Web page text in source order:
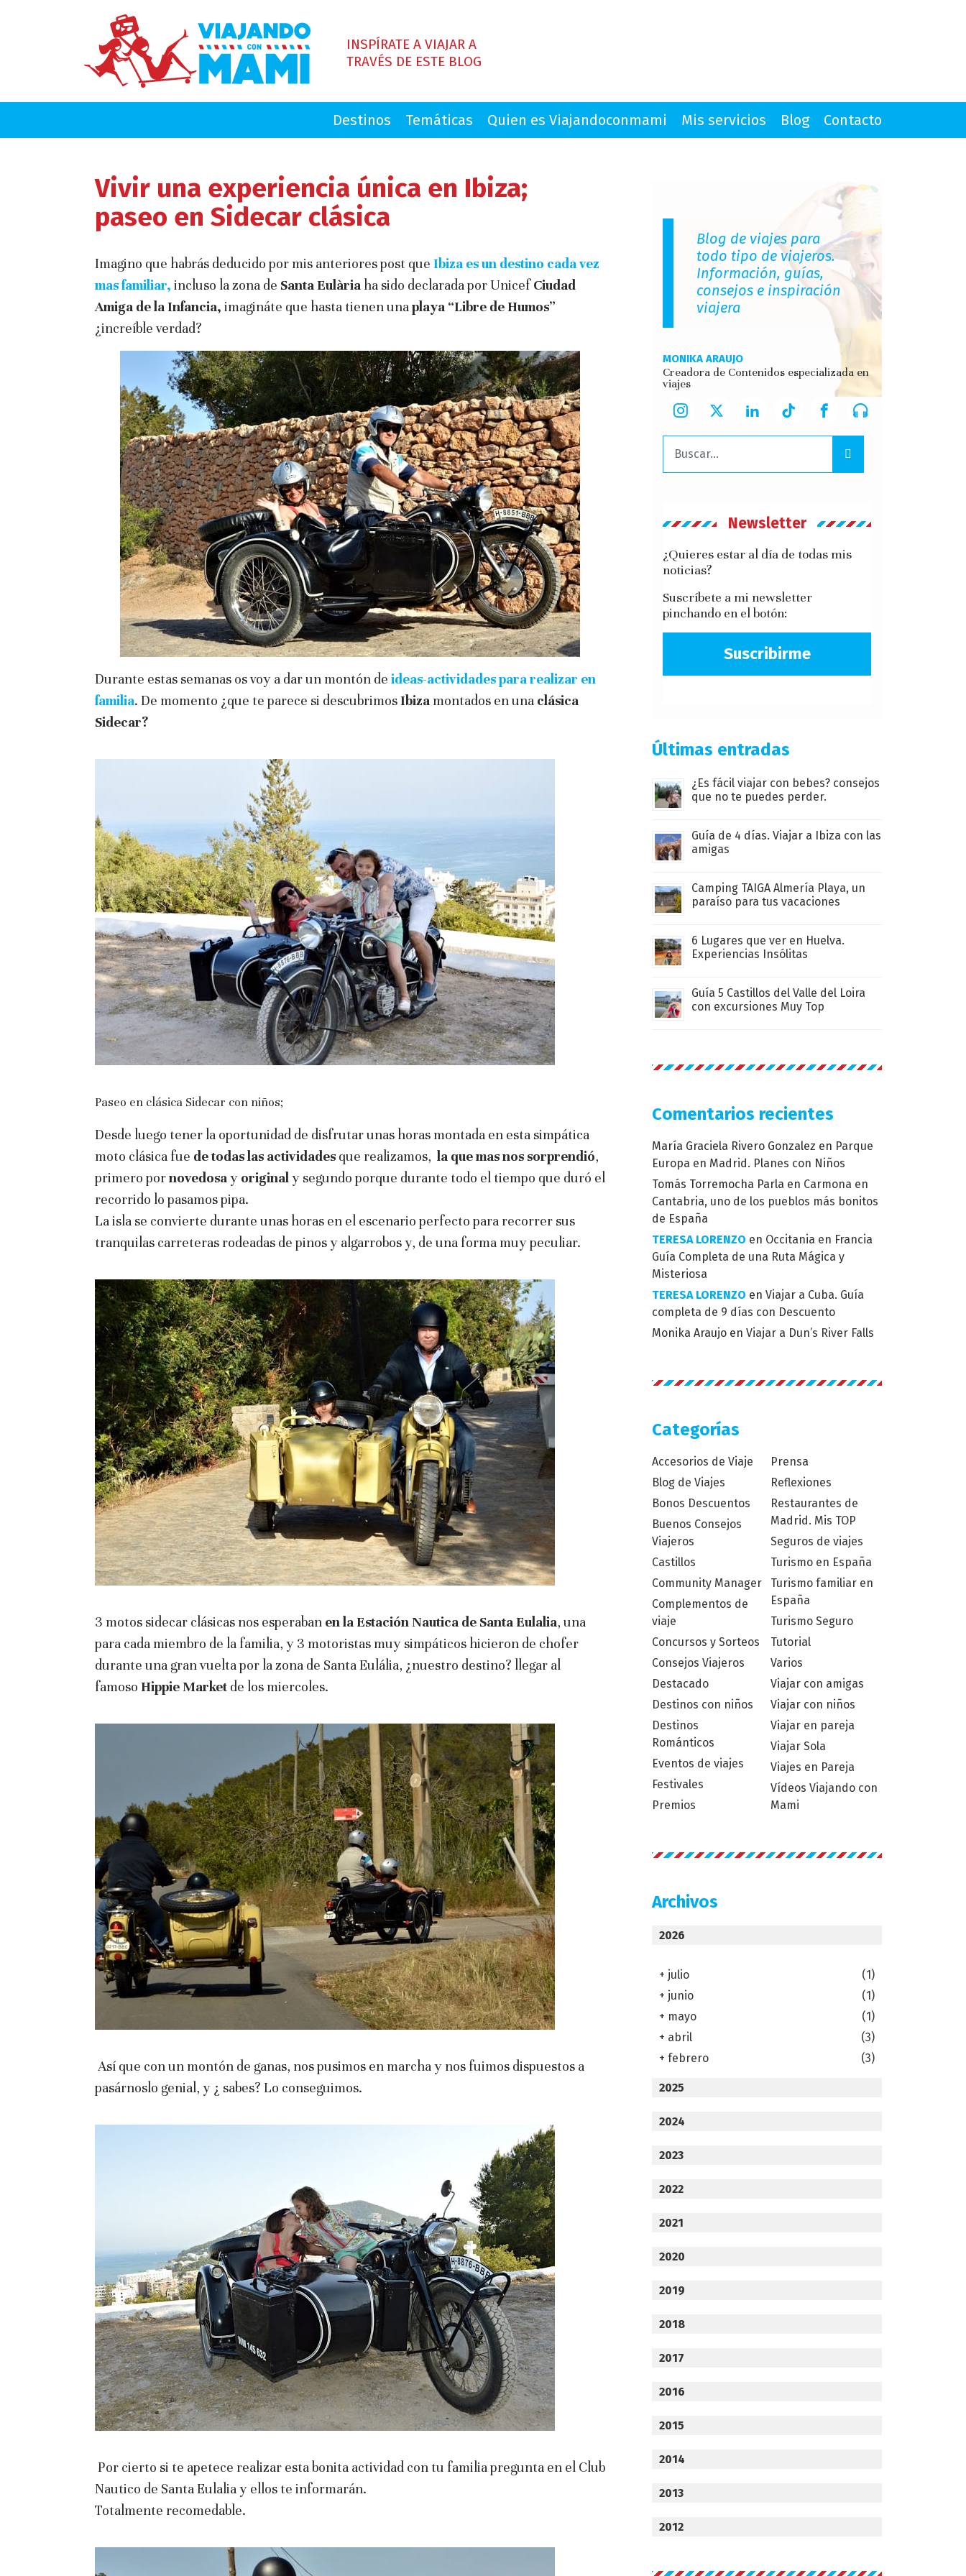
INSPÍRATE A VIAJAR A
TRAVÉS DE ESTE BLOG
Destinos Temáticas Quien es Viajandoconmami Mis servicios Blog Contacto
Vivir una experiencia única en Ibiza;
paseo en Sidecar clásica
Imagino que habrás deducido por mis anteriores post que Ibiza es un destino cada vez
mas familiar, incluso la zona de Santa Eulària ha sido declarada por UnicefCiudad
Amiga de la Infancia, imagináte que hasta tienen unaplaya “Libre de Humos”
¿increíble verdad?
Durante estas semanas os voy a dar un montón de ideas-actividadespara realizar en
familia. De momento ¿que te parece si descubrimos Ibiza montados en una clásica
Sidecar?
Paseo en clásica Sidecar con niños;
Desde luego tener la oportunidad de disfrutar unas horas montada en esta simpática
moto clásica fue de todas las actividades que realizamos, la que mas nos sorprendió,
primero pornovedosay originaly segundo porque durante todo el tiempo que duró el
recorrido lo pasamos pipa.
La isla se convierte durante unas horas en el escenario perfecto para recorrer sus
tranquilas carreteras rodeadas de pinos y algarrobos y, de una forma muy peculiar.
3 motos sidecar clásicas nos esperaban en la Estación Nautica de Santa Eulalia, una
para cada miembro de la familia, y 3 motoristas muy simpáticos hicieron de chofer
durante una gran vuelta por la zona de Santa Eulália, ¿nuestro destino? llegar al
famoso Hippie Market de los miercoles.
Así que con un montón de ganas, nos pusimos en marcha y nos fuimos dispuestos a
pasárnoslo genial, y ¿ sabes? Lo conseguimos.
Por cierto si te apetece realizar esta bonita actividad con tu familia pregunta en el Club
Nautico de Santa Eulalia y ellos te informarán.
Totalmente recomedable.
Blog de viajes para
todo tipo de viajeros.
Información, guías,
consejos e inspiración
viajera
MONIKA ARAUJO
Creadora de Contenidos especializada en
viajes
Buscar:
Newsletter
¿Quieres estar al día de todas mis
noticias?
Suscríbete a mi newsletter
pinchando en el botón:
Suscribirme
Últimas entradas
¿Es fácil viajar con bebes? consejos
que no te puedes perder.
Guía de 4 días. Viajar a Ibiza con las
amigas
Camping TAIGA Almería Playa, un
paraíso para tus vacaciones
6 Lugares que ver en Huelva.
Experiencias Insólitas
Guía 5 Castillos del Valle del Loira
con excursiones Muy Top
Comentarios recientes
María Graciela Rivero Gonzalez en Parque
Europa en Madrid. Planes con Niños
Tomás Torremocha Parla en Carmona en
Cantabria, uno de los pueblos más bonitos
de España
TERESA LORENZO en Occitania en Francia
Guía Completa de una Ruta Mágica y
Misteriosa
TERESA LORENZO en Viajar a Cuba. Guía
completa de 9 días con Descuento
Monika Araujo en Viajar a Dun’s River Falls
Categorías
Accesorios de Viaje
Blog de Viajes
Bonos Descuentos
Buenos Consejos
Viajeros
Castillos
Community Manager
Complementos de
viaje
Concursos y Sorteos
Consejos Viajeros
Destacado
Destinos con niños
Destinos
Románticos
Eventos de viajes
Festivales
Premios
Prensa
Reflexiones
Restaurantes de
Madrid. Mis TOP
Seguros de viajes
Turismo en España
Turismo familiar en
España
Turismo Seguro
Tutorial
Varios
Viajar con amigas
Viajar con niños
Viajar en pareja
Viajar Sola
Viajes en Pareja
Vídeos Viajando con
Mami
Archivos
2026
+ julio
(1)
+ junio
(1)
+ mayo
(1)
+ abril
(3)
+ febrero (3)
2025
2024
2023
2022
2021
2020
2019
2018
2017
2016
2015
2014
2013
2012